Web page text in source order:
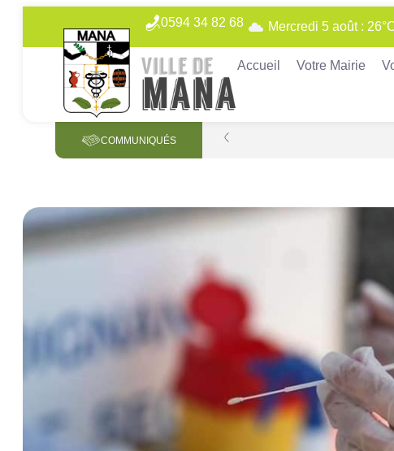
0594 34 82 68 Mercredi 5 août :
Accueil Votre Mairie
COMMUNIQUÉS